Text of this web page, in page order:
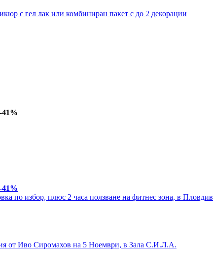
с гел лак или комбиниран пакет с до 2 декорации
-41%
-41%
по избор, плюс 2 часа ползване на фитнес зона, в Пловдив
от Иво Сиромахов на 5 Ноември, в Зала С.И.Л.А.